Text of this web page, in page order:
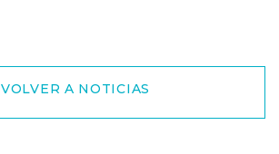
VOLVER A NOTICIAS